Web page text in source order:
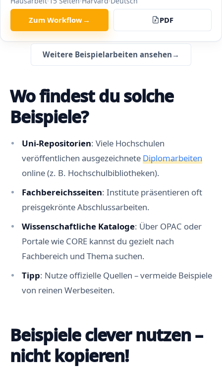
Zum Workflow → PDF
Weitere Beispielarbeiten ansehen →
Wo findest du solche
Beispiele?
Uni-Repositorien: Viele Hochschulen
veröffentlichen ausgezeichneteDiplomarbeiten
online (z. B. Hochschulbibliotheken).
Fachbereichsseiten: Institute präsentieren oft
preisgekrönte Abschlussarbeiten.
Wissenschaftliche Kataloge: Über OPAC oder
Portale wie CORE kannst du gezielt nach
Fachbereich und Thema suchen.
Tipp: Nutze offizielle Quellen – vermeide Beispiele
von reinen Werbeseiten.
Beispiele clever nutzen –
nicht kopieren!